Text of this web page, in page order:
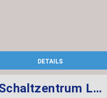
DETAILS
Schaltzentrum Lenksäule